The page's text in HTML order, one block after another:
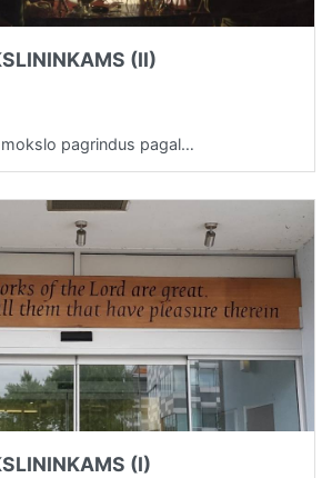
(II)
pagrindus pagal…
(I)